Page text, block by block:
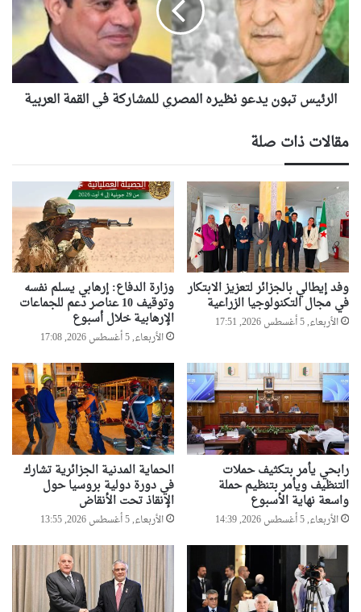
ي
ة
ت
ت
د
ع
و
ة
ل
ح
ض
و
ر
ق
م
ل
ج
ز
ا
ئ
ر
س
ت
ب
و
ع
و
ن
ظ
ي
ر
ه
ا
ل
م
ص
ل
ل
م
ش
ا
ر
ك
ة
ف
ي
ق
م
الرئيس تبون يدعو نظيره المصري للمشاركة في القمة العربية
مقالات ذات صلة
وفد إيطالي بالجزائر لتعزيز الابتكار
في مجال التكنولوجيا الزراعية
الأربعاء, 5 أغسطس 2026, 17:51
وزارة الدفاع: إرهابي يسلم نفسه
وتوقيف 10 عناصر دعم للجماعات
الإرهابية خلال أسبوع
الأربعاء, 5 أغسطس 2026, 17:08
رابحي يأمر بتكثيف حملات
التنظيف ويأمر بتنظيم حملة
واسعة نهاية الأسبوع
الأربعاء, 5 أغسطس 2026, 14:39
الحماية المدنية الجزائرية تشارك
في دورة دولية بروسيا حول
الإنقاذ تحت الأنقاض
الأربعاء, 5 أغسطس 2026, 13:55